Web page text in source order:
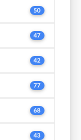
50
47
42
77
68
43